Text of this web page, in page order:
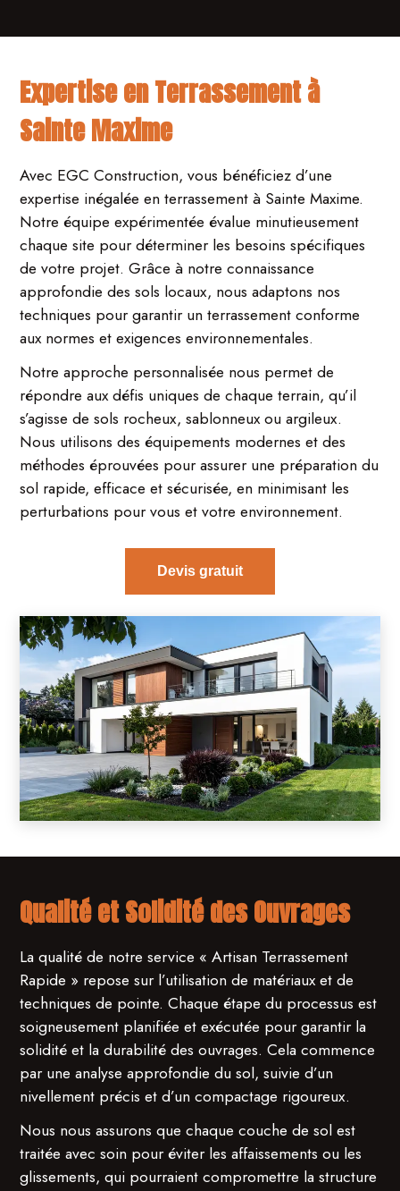
Expertise en Terrassement à
Sainte Maxime
Avec EGC Construction, vous bénéficiez d’une
expertise inégalée en terrassement à Sainte Maxime.
Notre équipe expérimentée évalue minutieusement
chaque site pour déterminer les besoins spécifiques
de votre projet. Grâce à notre connaissance
approfondie des sols locaux, nous adaptons nos
techniques pour garantir un terrassement conforme
aux normes et exigences environnementales.
Notre approche personnalisée nous permet de
répondre aux défis uniques de chaque terrain, qu’il
s’agisse de sols rocheux, sablonneux ou argileux.
Nous utilisons des équipements modernes et des
méthodes éprouvées pour assurer une préparation du
sol rapide, efficace et sécurisée, en minimisant les
perturbations pour vous et votre environnement.
Devis gratuit
Qualité et Solidité des Ouvrages
La qualité de notre service « Artisan Terrassement
Rapide » repose sur l’utilisation de matériaux et de
techniques de pointe. Chaque étape du processus est
soigneusement planifiée et exécutée pour garantir la
solidité et la durabilité des ouvrages. Cela commence
par une analyse approfondie du sol, suivie d’un
nivellement précis et d’un compactage rigoureux.
Nous nous assurons que chaque couche de sol est
traitée avec soin pour éviter les affaissements ou les
glissements, qui pourraient compromettre la structure